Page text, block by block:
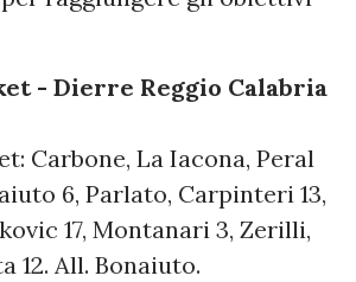
- Dierre Reggio Calabria
Carbone, La Iacona, Peral
6, Parlato, Carpinteri 13,
17, Montanari 3, Zerilli,
12. All. Bonaiuto.